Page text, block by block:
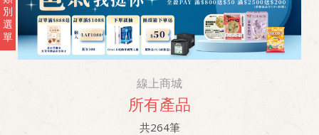
別
選
單
線上商城
所有產品
共264筆